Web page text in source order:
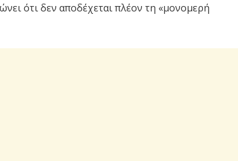
ότι δεν αποδέχεται πλέον τη «μονομερή